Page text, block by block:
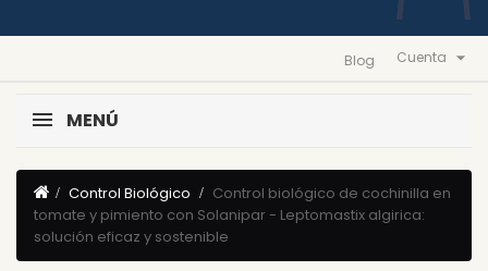
Cuenta 
Blog
MENÚ
Control Biológico
Control biológico de cochinilla en
tomate y pimiento con Solanipar - Leptomastix algirica:
solución eficaz y sostenible